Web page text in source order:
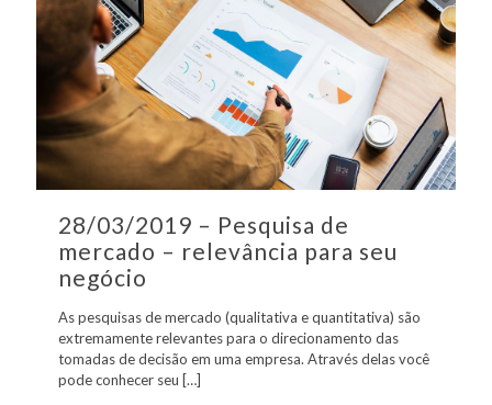
28/03/2019 – Pesquisa de
mercado – relevância para seu
negócio
As pesquisas de mercado (qualitativa e quantitativa) são
extremamente relevantes para o direcionamento das
tomadas de decisão em uma empresa. Através delas você
pode conhecer seu […]